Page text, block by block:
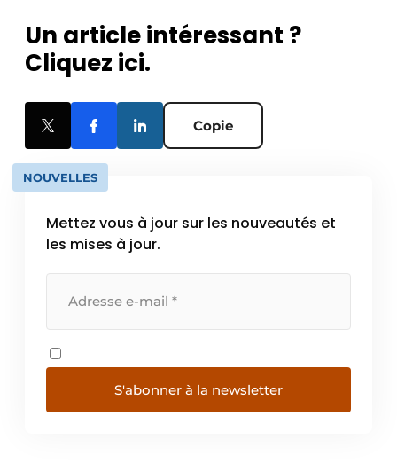
Un article intéressant ?
Cliquez ici.
Copie
NOUVELLES
Mettez vous à jour sur les nouveautés et
les mises à jour.
S'abonner à la newsletter